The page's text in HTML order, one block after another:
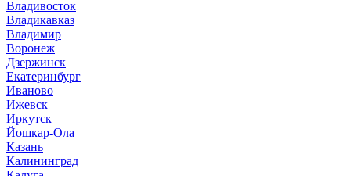
Владивосток
Владикавказ
Владимир
Воронеж
Дзержинск
Екатеринбург
Иваново
Ижевск
Иркутск
Йошкар-Ола
Казань
Калининград